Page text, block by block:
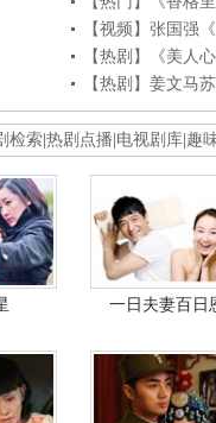
【视频】张国强
【热剧】《美人
【热剧】姜文马
检索 热剧点播 电视剧库 趣
一日夫妻百日